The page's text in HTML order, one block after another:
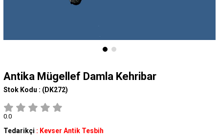
Antika Mügellef Damla Kehribar
Stok Kodu : (DK272)
0.0
Tedarikçi : Kevser Antik Tesbih